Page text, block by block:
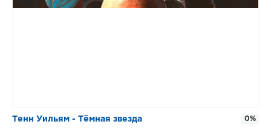
Тенн Уильям - Тёмная звезда 0%